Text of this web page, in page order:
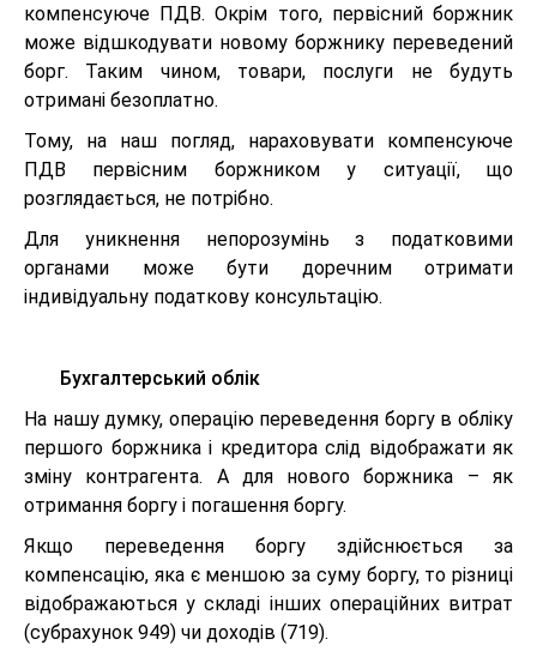
компенсуюче ПДВ. Окрім того, первісний боржник
може відшкодувати новому боржнику переведений
борг. Таким чином, товари, послуги не будуть
отримані безоплатно.
Тому, на наш погляд, нараховувати компенсуюче
ПДВ первісним боржником у ситуації, що
розглядається, не потрібно.
Для уникнення непорозумінь з податковими
органами може бути доречним отримати
індивідуальну податкову консультацію.
Бухгалтерський облік
На нашу думку, операцію переведення боргу в обліку
першого боржника і кредитора слід відображати як
зміну контрагента. А для нового боржника – як
отримання боргу і погашення боргу.
Якщо переведення боргу здійснюється за
компенсацію, яка є меншою за суму боргу, то різниці
відображаються у складі інших операційних витрат
(субрахунок 949) чи доходів (719).